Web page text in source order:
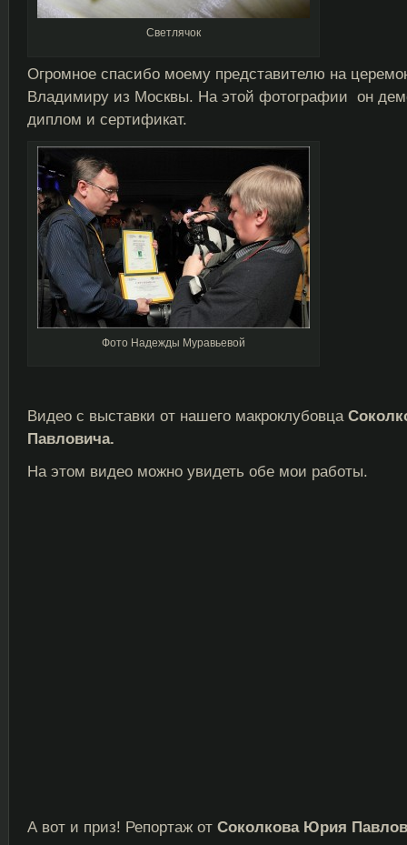
Светлячок
Огромное спасибо моему представителю на
Владимиру из Москвы. На этой фотографии он
диплом и сертификат.
Фото Надежды Муравьевой
Видео с выставки от нашего макроклубовца
Павловича.
На этом видео можно увидеть обе мои работы.
А вот и приз! Репортаж от Соколкова Юрия